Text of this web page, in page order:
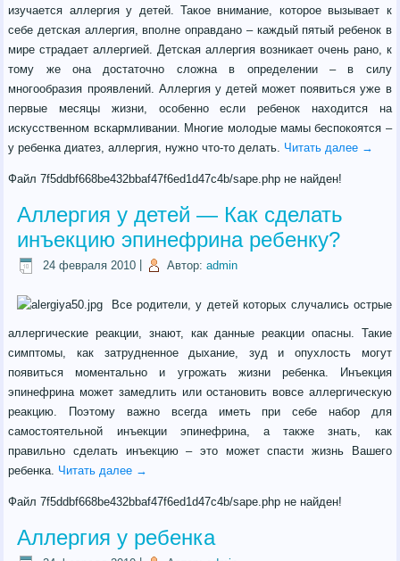
изучается аллергия у детей. Такое внимание, которое вызывает к
себе детская аллергия, вполне оправдано – каждый пятый ребенок в
мире страдает аллергией. Детская аллергия возникает очень рано, к
тому же она достаточно сложна в определении – в силу
многообразия проявлений. Аллергия у детей может появиться уже в
первые месяцы жизни, особенно если ребенок находится на
искусственном вскармливании. Многие молодые мамы беспокоятся –
у ребенка диатез, аллергия, нужно что-то делать. Читать далее →
Файл 7f5ddbf668be432bbaf47f6ed1d47c4b/sape.php не найден!
Аллергия у детей — Как сделать
инъекцию эпинефрина ребенку?
24 февраля 2010 Автор: admin
Все родители, у детей которых случались острые
аллергические реакции, знают, как данные реакции опасны. Такие
симптомы, как затрудненное дыхание, зуд и опухлость могут
появиться моментально и угрожать жизни ребенка. Инъекция
эпинефрина может замедлить или остановить вовсе аллергическую
реакцию. Поэтому важно всегда иметь при себе набор для
самостоятельной инъекции эпинефрина, а также знать, как
правильно сделать инъекцию – это может спасти жизнь Вашего
ребенка. Читать далее →
Файл 7f5ddbf668be432bbaf47f6ed1d47c4b/sape.php не найден!
Аллергия у ребенка